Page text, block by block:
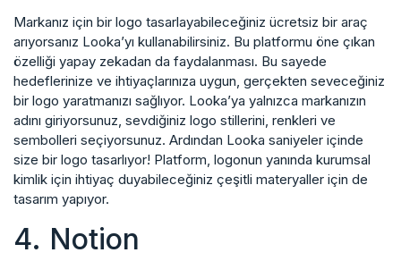
Markanız için bir logo tasarlayabileceğiniz ücretsiz bir araç
arıyorsanız Looka’yı kullanabilirsiniz. Bu platformu öne çıkan
özelliği yapay zekadan da faydalanması. Bu sayede
hedeflerinize ve ihtiyaçlarınıza uygun, gerçekten seveceğiniz
bir logo yaratmanızı sağlıyor. Looka’ya yalnızca markanızın
adını giriyorsunuz, sevdiğiniz logo stillerini, renkleri ve
sembolleri seçiyorsunuz. Ardından Looka saniyeler içinde
size bir logo tasarlıyor! Platform, logonun yanında kurumsal
kimlik için ihtiyaç duyabileceğiniz çeşitli materyaller için de
tasarım yapıyor.
4. Notion